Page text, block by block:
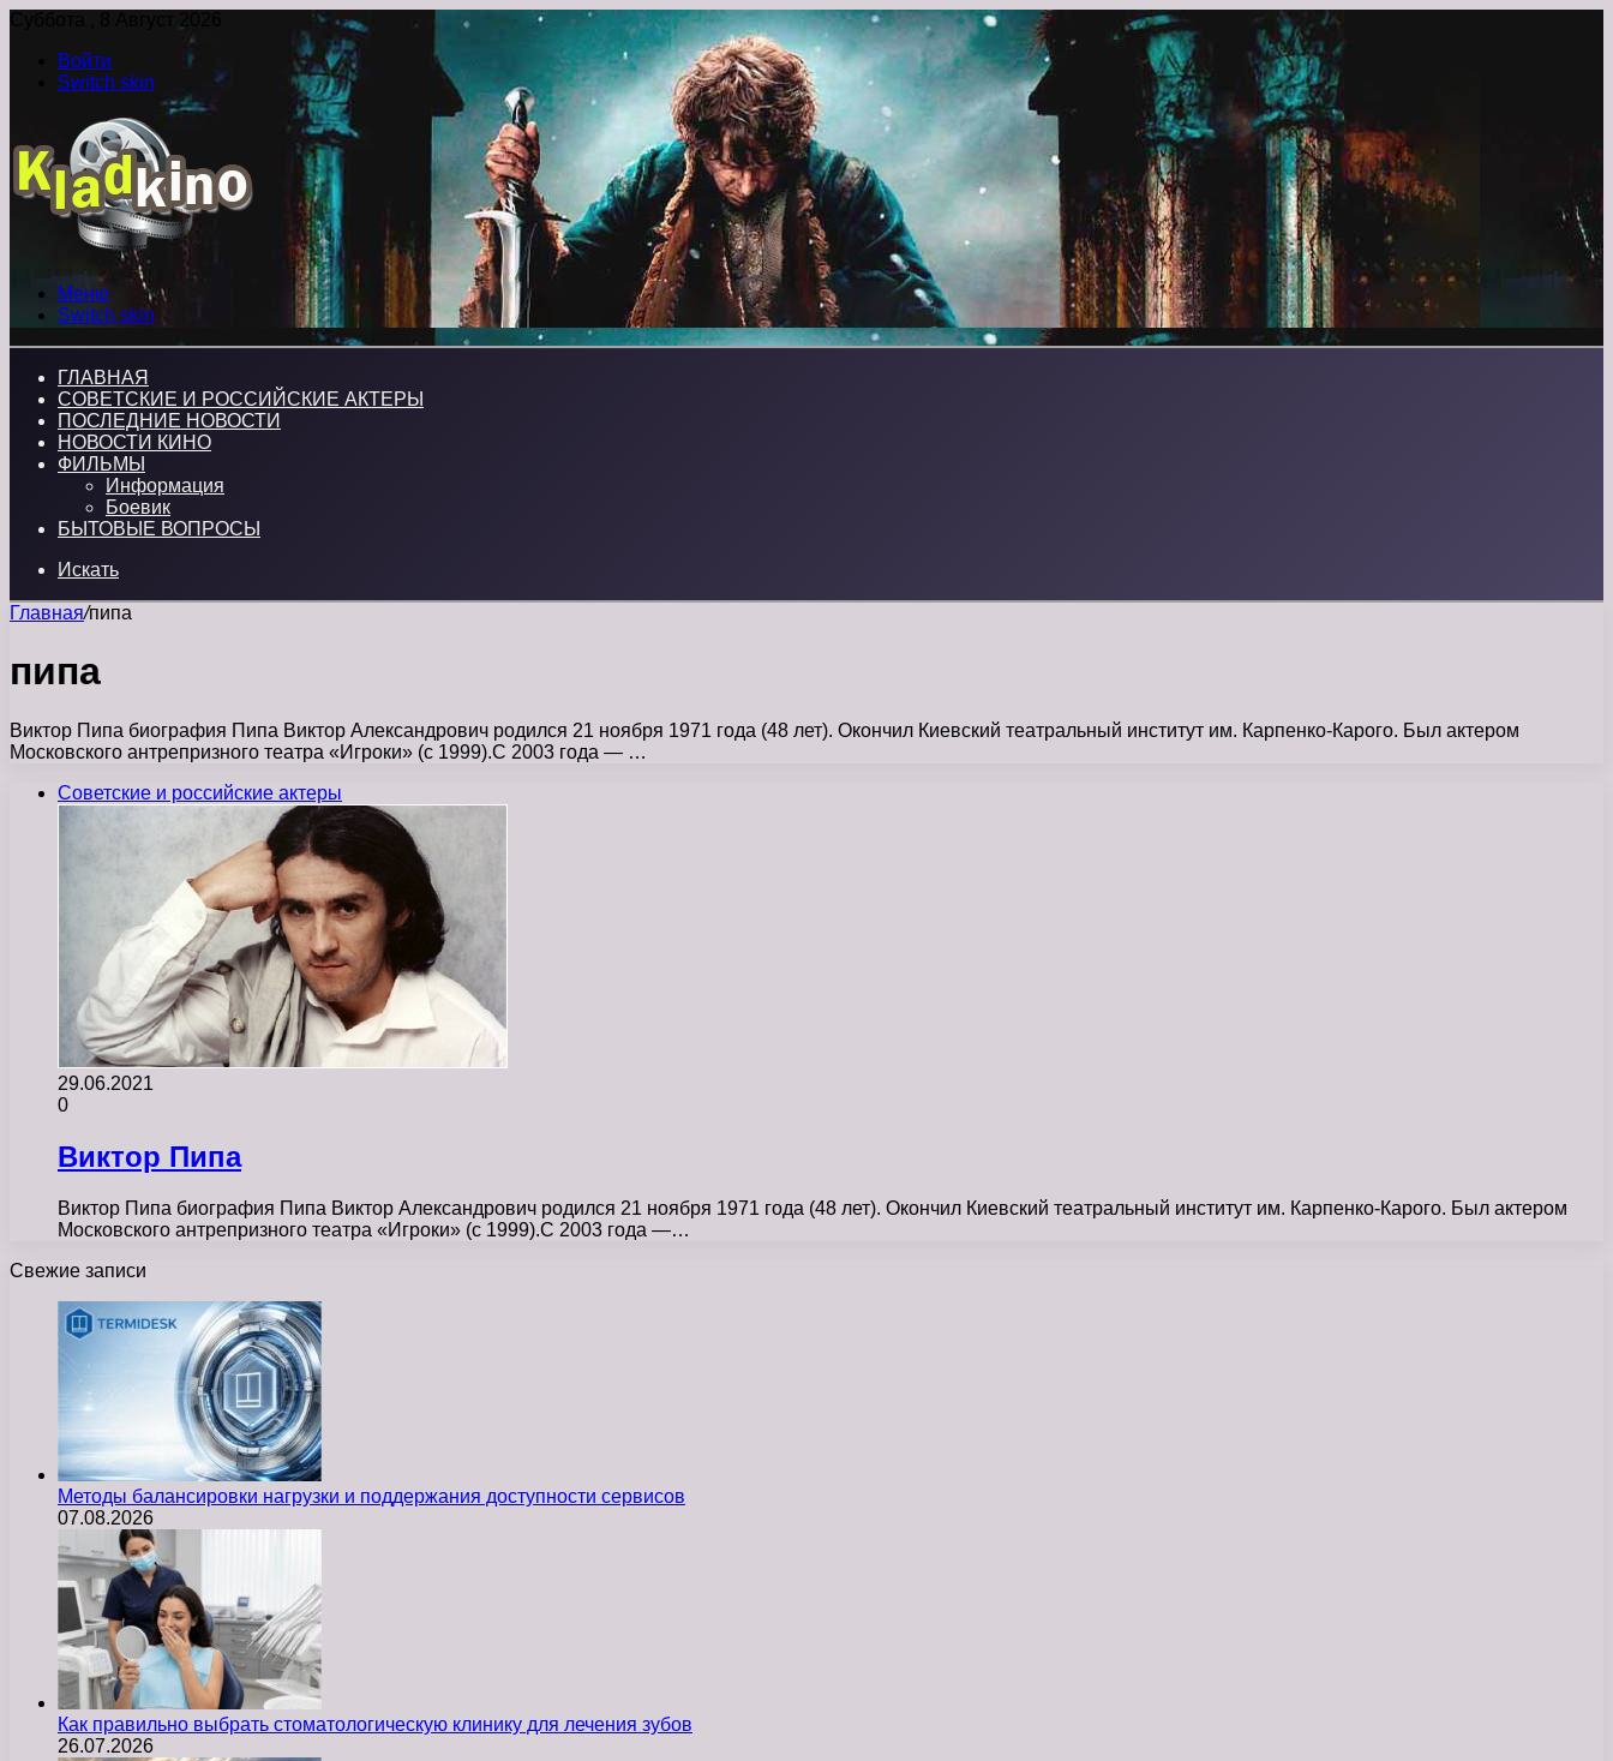
Суббота , 8 Август 2026
Войти
Switch skin
Меню
Switch skin
ГЛАВНАЯ
СОВЕТСКИЕ И РОССИЙСКИЕ АКТЕРЫ
ПОСЛЕДНИЕ НОВОСТИ
НОВОСТИ КИНО
ФИЛЬМЫ
Информация
Боевик
БЫТОВЫЕ ВОПРОСЫ
Искать
Главная/пипа
пипа
Виктор Пипа биография Пипа Виктор Александрович родился 21 ноября 1971 года (48 лет). Окончил Киевский театральный институт им. Карпенко-Карого. Был актером
Московского антрепризного театра «Игроки» (с 1999).С 2003 года — …
Советские и российские актеры
29.06.2021
0
Виктор Пипа
Виктор Пипа биография Пипа Виктор Александрович родился 21 ноября 1971 года (48 лет). Окончил Киевский театральный институт им. Карпенко-Карого. Был актером
Московского антрепризного театра «Игроки» (с 1999).С 2003 года —…
Свежие записи
Методы балансировки нагрузки и поддержания доступности сервисов
07.08.2026
Как правильно выбрать стоматологическую клинику для лечения зубов
26.07.2026